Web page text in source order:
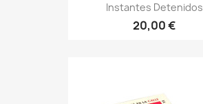
Instantes Detenidos
20,00 €